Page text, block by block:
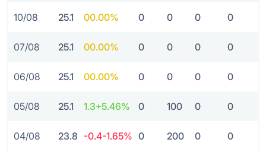
10/08 25.1 00.00% 0 0 0 0
07/08 25.1 00.00% 0 0 0 0
06/08 25.1 00.00% 0 0 0 0
05/08 25.1 1.3+5.46% 0 100 0 0
04/08 23.8 -0.4-1.65% 0 200 0 0